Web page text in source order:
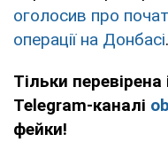
оголосив про
операції на Донбасі.
Тільки
Telegram-каналі
фейки!